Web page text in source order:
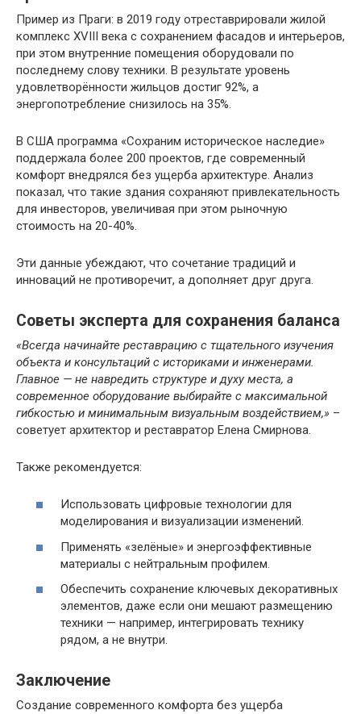
Пример из Праги: в 2019 году отреставрировали жилой
комплекс XVIII века с сохранением фасадов и интерьеров,
при этом внутренние помещения оборудовали по
последнему слову техники. В результате уровень
удовлетворённости жильцов достиг 92%, а
энергопотребление снизилось на 35%.
В США программа «Сохраним историческое наследие»
поддержала более 200 проектов, где современный
комфорт внедрялся без ущерба архитектуре. Анализ
показал, что такие здания сохраняют привлекательность
для инвесторов, увеличивая при этом рыночную
стоимость на 20-40%.
Эти данные убеждают, что сочетание традиций и
инноваций не противоречит, а дополняет друг друга.
Советы эксперта для сохранения баланса
«Всегда начинайте реставрацию с тщательного изучения
объекта и консультаций с историками и инженерами.
Главное — не навредить структуре и духу места, а
современное оборудование выбирайте с максимальной
гибкостью и минимальным визуальным воздействием,» –
советует архитектор и реставратор Елена Смирнова.
Также рекомендуется:
Использовать цифровые технологии для
моделирования и визуализации изменений.
Применять «зелёные» и энергоэффективные
материалы с нейтральным профилем.
Обеспечить сохранение ключевых декоративных
элементов, даже если они мешают размещению
техники — например, интегрировать технику
рядом, а не внутри.
Заключение
Создание современного комфорта без ущерба